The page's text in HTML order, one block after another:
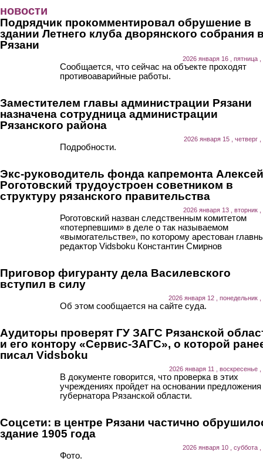
новости
Подрядчик прокомментировал обрушение в
здании Летнего клуба дворянского собрания
Рязани
2026 января 16 , пятница ,
Сообщается, что сейчас на объекте проходят
противоаварийные работы.
Заместителем главы администрации Рязани
назначена сотрудница администрации
Рязанского района
2026 января 15 , четверг ,
Подробности.
Экс-руководитель фонда капремонта Алексей
Роготовский трудоустроен советником в
структуру рязанского правительства
2026 января 13 , вторник ,
Роготовский назван следственным комитетом
«потерпевшим» в деле о так называемом
«вымогательстве», по которому арестован
редактор Vidsboku Константин Смирнов
Приговор фигуранту дела Василевского
вступил в силу
2026 января 12 , понедельник ,
Об этом сообщается на сайте суда.
Аудиторы проверят ГУ ЗАГС Рязанской
и его контору «Сервис-ЗАГС», о которой
писал Vidsboku
2026 января 11 , воскресенье ,
В документе говорится, что проверка в этих
учреждениях пройдет на основании предложения
губернатора Рязанской области.
Соцсети: в центре Рязани частично
здание 1905 года
2026 января 10 , суббота ,
Фото.